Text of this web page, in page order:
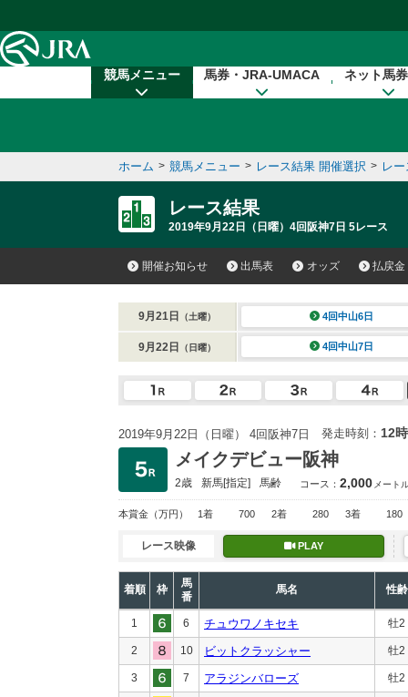
競馬メニュー 馬券・JRA-UMACA ネット馬
ホーム > 競馬メニュー > レース結果 開催選択 > レ
レース結果
2019年9月22日（日曜）4回阪神7日 5レース
開催お知らせ 出馬表 オッズ 払戻金
9月21日 （土曜） 4回中山6日
9月22日 （日曜） 4回中山7日
2019年9月22日（日曜） 4回阪神7日 発走時刻： 12
メイクデビュー阪神
2歳 新馬[指定] 馬齢 コース： 2,000 メート
本賞金 （万円） 1着 700 2着 280 3着 180
レース映像 PLAY
着順 枠
馬
番
馬名 性齢
1 6 チュウワノキセキ 牡2
2 10 ビットクラッシャー 牡2
3 7 アラジンバローズ 牡2